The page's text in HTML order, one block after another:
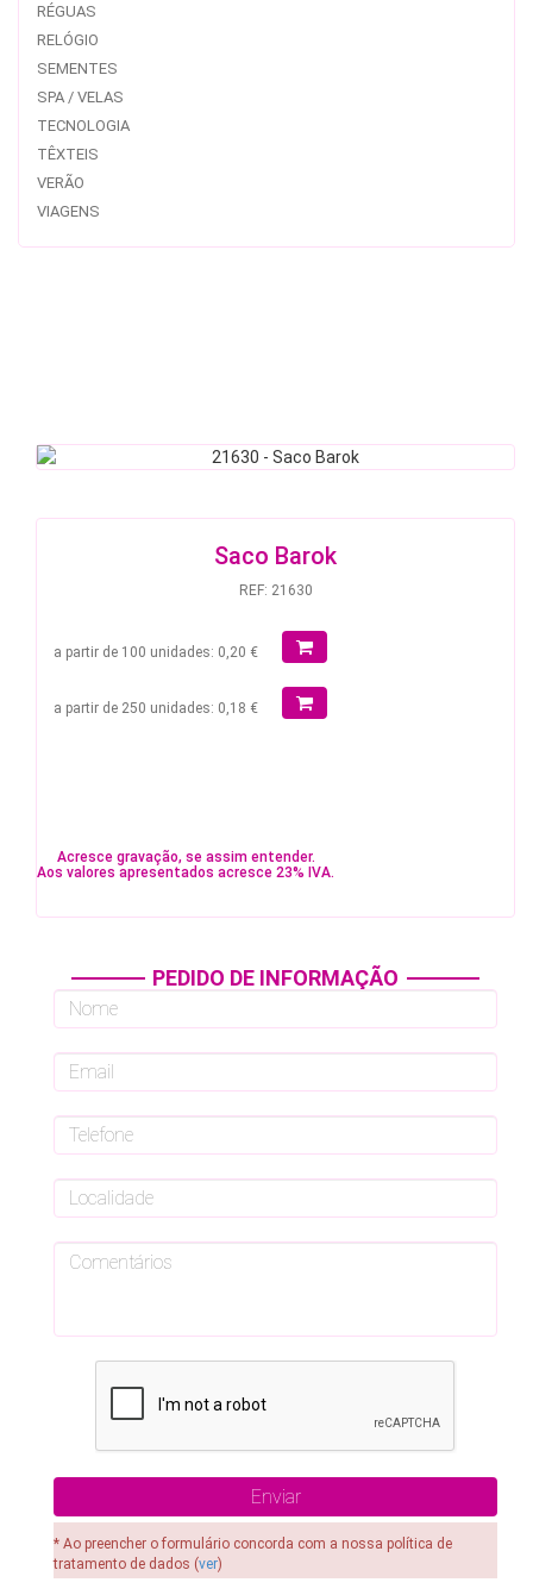
RÉGUAS
RELÓGIO
SEMENTES
SPA / VELAS
TECNOLOGIA
TÊXTEIS
VERÃO
VIAGENS
Saco Barok
REF: 21630
a partir de 100 unidades: 0,20 €
a partir de 250 unidades: 0,18 €
Acresce gravação, se assim entender.
Aos valores apresentados acresce 23% IVA.
PEDIDO DE INFORMAÇÃO
* Ao preencher o formulário concorda com a nossa política de
tratamento de dados (ver)